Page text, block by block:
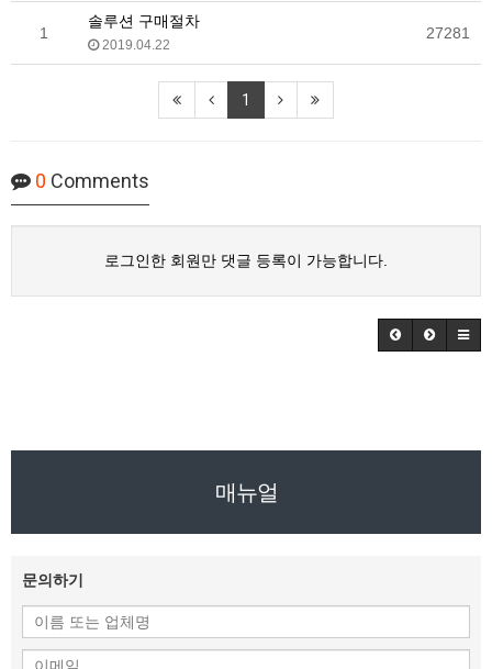
1
솔루션 구매절차
2019.04.22
27281
1
0 Comments
로그인한 회원만 댓글 등록이 가능합니다.
매뉴얼
문의하기